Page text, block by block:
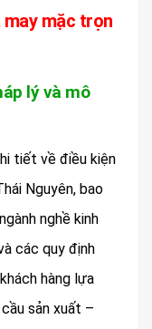
may mặc trọn
lý và mô
tiết về điều kiện
Nguyên, bao
nghề kinh
các quy định
hàng lựa
sản xuất –